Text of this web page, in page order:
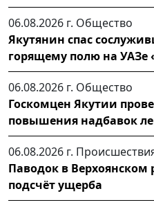
06.08.2026 г. Общество
Якутянин спас
горящему полю на УАЗе
06.08.2026 г. Общество
Госкомцен Якутии
повышения надбавок
06.08.2026 г.
Паводок в
подсчёт ущерба